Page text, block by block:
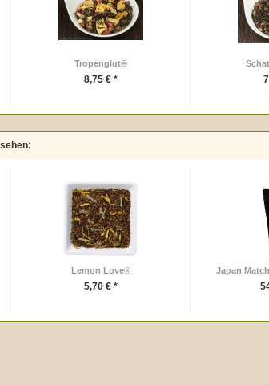
Tropenglut®
8,75 € *
Lemon Love®
5,70 € *
Japan